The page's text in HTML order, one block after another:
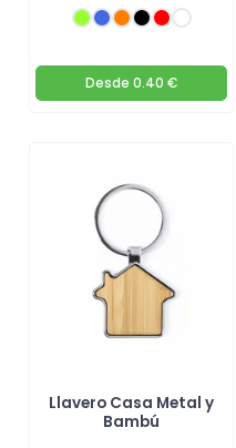
Desde 0.40 €
Llavero Casa Metal y
Bambú